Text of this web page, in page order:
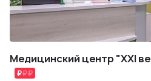
Медицинский центр "XXI